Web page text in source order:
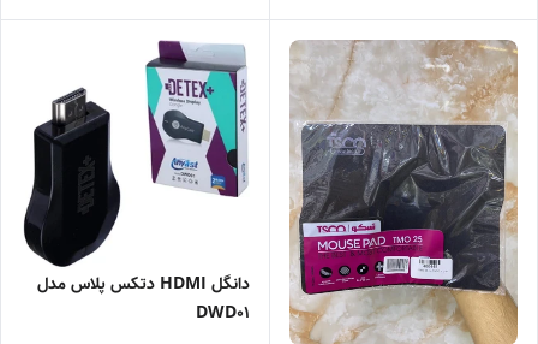
دانگل HDMI دتکس پلاس مدل
DWD01